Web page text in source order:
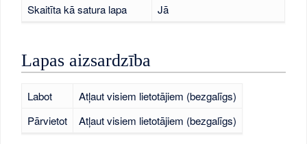
Skaitīta kā satura lapa Jā
Lapas aizsardzība
Labot
Atļaut visiem lietotājiem (bezgalīgs)
Pārvietot
Atļaut visiem lietotājiem (bezgalīgs)